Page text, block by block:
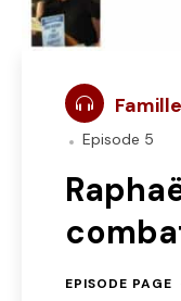
Episode 5
EPISODE PAGE